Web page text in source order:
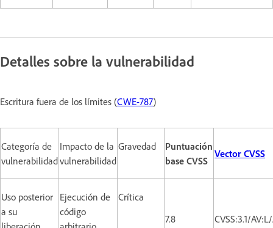
Detalles sobre la vulnerabilidad
Escritura fuera de los límites (CWE-787)
Categoría de
vulnerabilidad
Impacto de la
vulnerabilidad
Gravedad
Puntuación
base CVSS
Vector CVSS
Uso posterior
a su
Ejecución de
código
Crítica
7.8
CVSS:3.1/